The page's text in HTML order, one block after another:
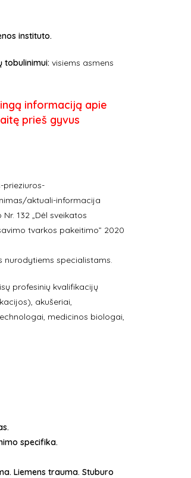
instituto.
tobulinimui: visiems asmens
informaciją apie
prieš gyvus
aktuali-informacija
132 „Dėl sveikatos
tvarkos pakeitimo” 2020
specialistams.
profesinių kvalifikacijų
akušeriai,
medicinos biologai,
specifika.
Liemens trauma. Stuburo